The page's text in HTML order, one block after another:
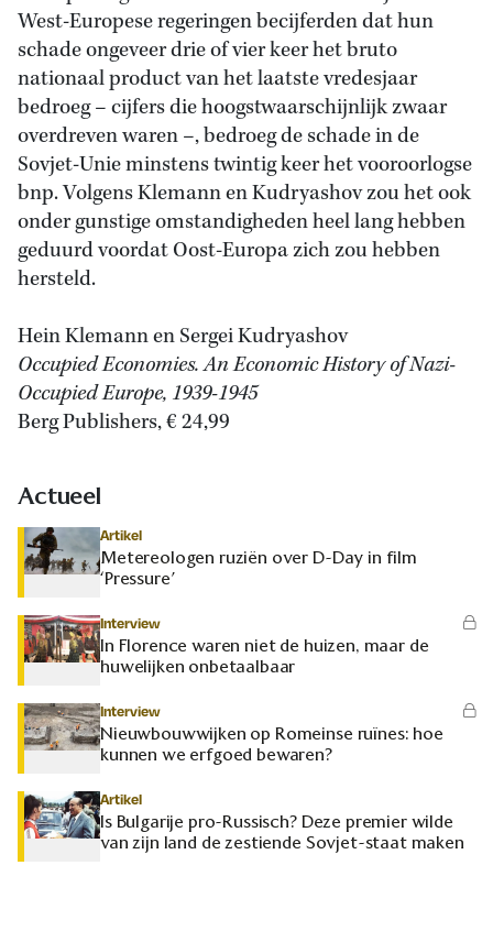
West-Europese regeringen becijferden dat hun
schade ongeveer drie of vier keer het bruto
nationaal product van het laatste vredesjaar
bedroeg – cijfers die hoogstwaarschijnlijk zwaar
overdreven waren –, bedroeg de schade in de
Sovjet-Unie minstens twintig keer het vooroorlogse
bnp. Volgens Klemann en Kudryashov zou het ook
onder gunstige omstandigheden heel lang hebben
geduurd voordat Oost-Europa zich zou hebben
hersteld.
Hein Klemann en Sergei Kudryashov
Occupied Economies. An Economic History of Nazi-
Occupied Europe, 1939-1945
Berg Publishers, € 24,99
Actueel
Artikel
Metereologen ruziën over D-Day in film
‘Pressure’
Interview
In Florence waren niet de huizen, maar de
huwelijken onbetaalbaar
Interview
Nieuwbouwwijken op Romeinse ruïnes: hoe
kunnen we erfgoed bewaren?
Artikel
Is Bulgarije pro-Russisch? Deze premier wilde
van zijn land de zestiende Sovjet-staat maken